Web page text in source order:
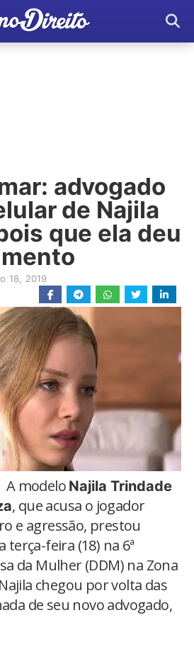
advogado
de Najila
que ela deu
18, 2019
A modelo Najila Trindade
, que acusa o jogador
e agressão, prestou
feira (18) na 6ª
da Mulher (DDM) na Zona
chegou por volta das
de seu novo advogado,